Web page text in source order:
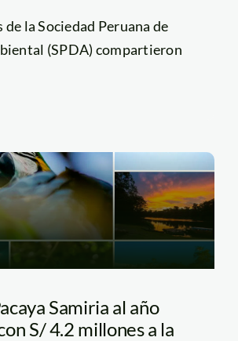
de la Sociedad Peruana de
(SPDA) compartieron
Samiria al año
S/ 4.2 millones a la